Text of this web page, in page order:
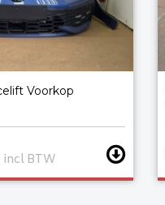
Voorkop
incl BTW